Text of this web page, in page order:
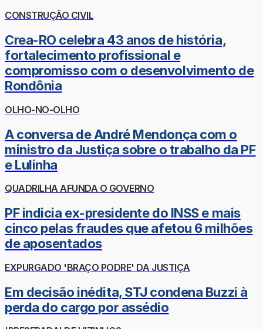
CONSTRUÇÃO CIVIL
Crea-RO celebra 43 anos de história,
fortalecimento profissional e
compromisso com o desenvolvimento de
Rondônia
OLHO-NO-OLHO
A conversa de André Mendonça com o
ministro da Justiça sobre o trabalho da PF
e Lulinha
QUADRILHA AFUNDA O GOVERNO
PF indicia ex-presidente do INSS e mais
cinco pelas fraudes que afetou 6 milhões
de aposentados
EXPURGADO 'BRAÇO PODRE' DA JUSTIÇA
Em decisão inédita, STJ condena Buzzi à
perda do cargo por assédio